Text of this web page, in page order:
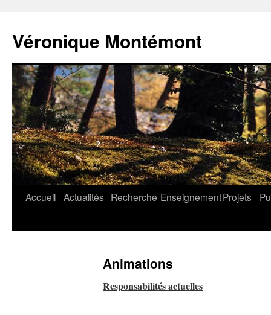
contenu
Véronique Montémont
Accueil Actualités Recherche EnseignementProjets
Animations
Responsabilités actuelles